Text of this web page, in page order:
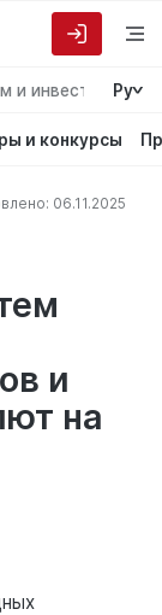
и инвесторам
Ру
и конкурсы
06.11.2025
и
на